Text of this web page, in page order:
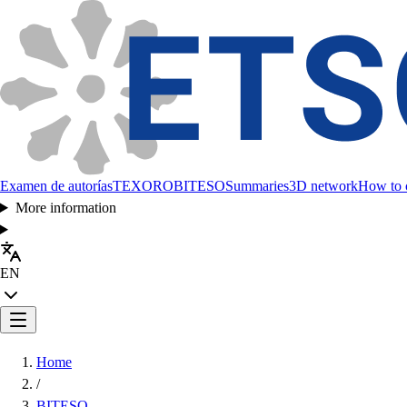
Examen de autoríasTEXOROBITESOSummaries3D networkHow to
More information
EN
Home
/